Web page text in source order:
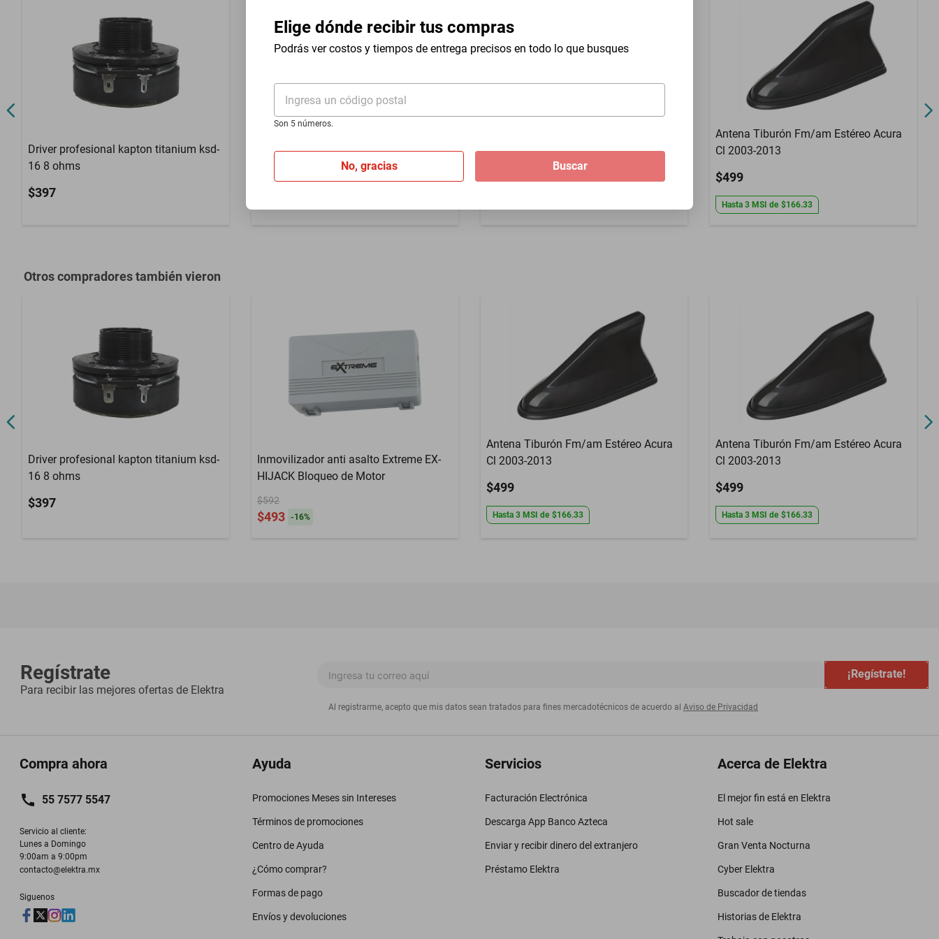
Elige dónde recibir tus compras
Podrás ver costos y tiempos de entrega precisos en todo lo que busques
Ingresa un código postal
Son 5 números.
No, gracias Buscar
Contenido del Empaque 1 kit de instalacion
Driver profesional kapton titanium ksd-
16 8 ohms
$397
Cajon acustico doble woofer 12 pulg
Alza de plastico para bocinas 6 1/2
Antena Tiburón Fm/am Estéreo Acura
Cl 2003-2013
$499
Hasta 3 MSI de $166.33
Otros compradores también vieron
Driver profesional kapton titanium ksd-
16 8 ohms
$397
Inmovilizador anti asalto Extreme EX-
HIJACK Bloqueo de Motor
$592
$493 -16%
Antena Tiburón Fm/am Estéreo Acura
Cl 2003-2013
$499
Hasta 3 MSI de $166.33
Antena Tiburón Fm/am Estéreo Acura
Cl 2003-2013
$499
Hasta 3 MSI de $166.33
Regístrate
Para recibir las mejores ofertas de Elektra
¡Regístrate!
Al registrarme, acepto que mis datos sean tratados para fines mercadotécnicos de acuerdo al Aviso de Privacidad
Compra ahora
55 7577 5547
Servicio al cliente:
Lunes a Domingo
9:00am a 9:00pm
contacto@elektra.mx
Siguenos
Ayuda
Promociones Meses sin Intereses
Términos de promociones
Centro de Ayuda
¿Cómo comprar?
Formas de pago
Envíos y devoluciones
Servicios
Facturación Electrónica
Descarga App Banco Azteca
Enviar y recibir dinero del extranjero
Préstamo Elektra
Acerca de Elektra
El mejor fin está en Elektra
Hot sale
Gran Venta Nocturna
Cyber Elektra
Buscador de tiendas
Historias de Elektra